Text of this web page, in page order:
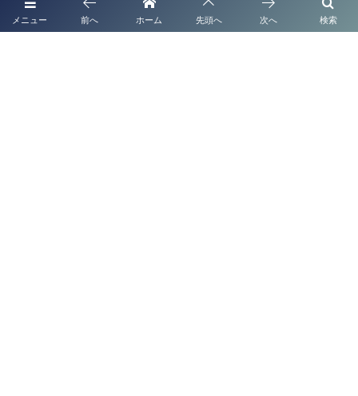
メニュー 検索
前へ ホーム 先頭へ 次へ